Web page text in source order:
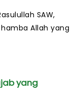
SAW,
Allah yang
yang